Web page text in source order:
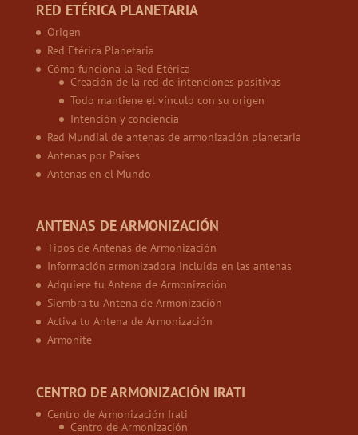
RED ETÉRICA PLANETARIA
Origen
Red Etérica Planetaria
Cómo funciona la Red Etérica
Creación de la red de intenciones positivas
Todo mantiene el vínculo con su origen
Intención y conciencia
Red Mundial de antenas de armonización planetaria
Antenas por Países
Antenas en el Mundo
ANTENAS DE ARMONIZACIÓN
Tipos de Antenas de Armonización
Información armonizadora incluida en las antenas
Adquiere tu Antena de Armonización
Siembra tu Antena de Armonización
Activa tu Antena de Armonización
Armonite
CENTRO DE ARMONIZACIÓN IRATI
Centro de Armonización Irati
Centro de Armonización